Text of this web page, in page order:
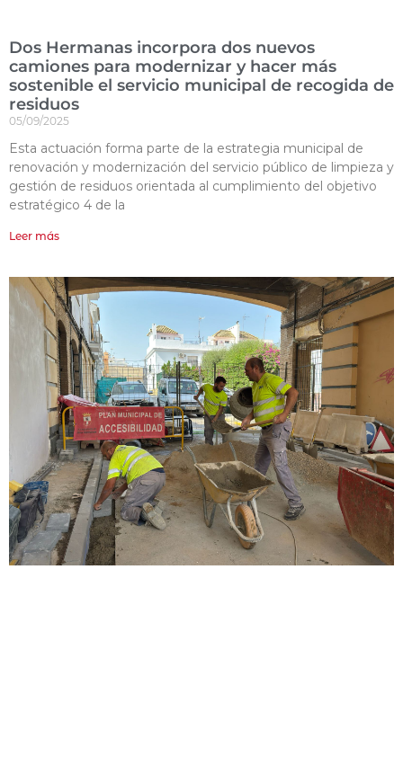
Dos Hermanas incorpora dos nuevos
camiones para modernizar y hacer más
sostenible el servicio municipal de recogida de
residuos
05/09/2025
Esta actuación forma parte de la estrategia municipal de
renovación y modernización del servicio público de limpieza y
gestión de residuos orientada al cumplimiento del objetivo
estratégico 4 de la
Leer más